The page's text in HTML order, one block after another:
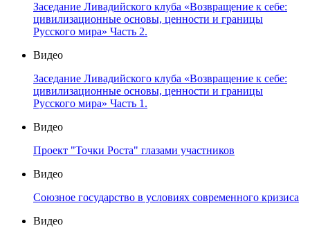
Заседание Ливадийского клуба «Возвращение к себе:
цивилизационные основы, ценности и границы
Русского мира» Часть 2.
Видео
Заседание Ливадийского клуба «Возвращение к себе:
цивилизационные основы, ценности и границы
Русского мира» Часть 1.
Видео
Проект "Точки Роста" глазами участников
Видео
Союзное государство в условиях современного кризиса
Видео